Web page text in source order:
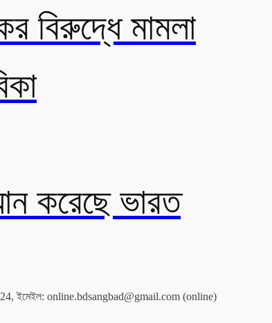
বিরুদ্ধে মামলা
করেছে ভারত
624, ইমেইল: online.bdsangbad@gmail.com (online)